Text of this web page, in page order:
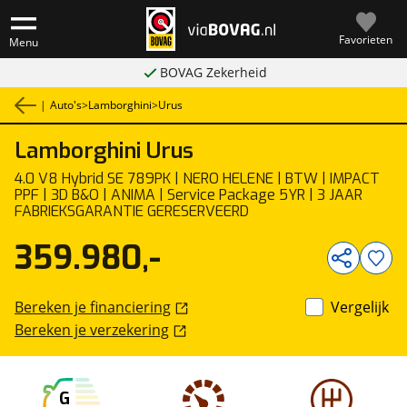
Menu Favorieten
BOVAG Zekerheid
| Auto's>Lamborghini>Urus
Lamborghini Urus
4.0 V8 Hybrid SE 789PK | NERO HELENE | BTW | IMPACT
PPF | 3D B&O | ANIMA | Service Package 5YR | 3 JAAR
FABRIEKSGARANTIE GERESERVEERD
G
359.980,-
Bereken je financiering
Bereken je verzekering
Vergelijk